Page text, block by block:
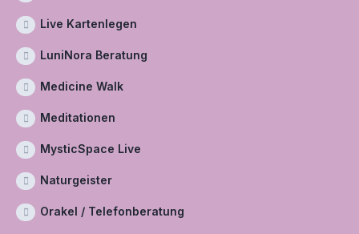
Live Kartenlegen
LuniNora Beratung
Medicine Walk
Meditationen
MysticSpace Live
Naturgeister
Orakel / Telefonberatung